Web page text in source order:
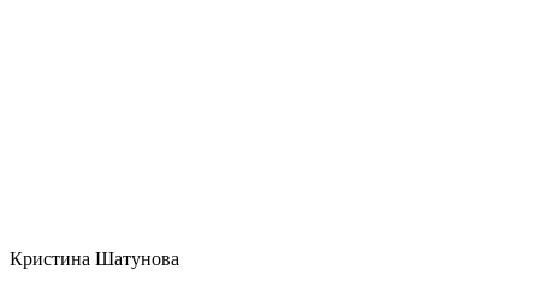
Кристина Шатунова